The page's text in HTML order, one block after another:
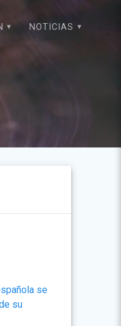
NOTICIAS
se
su